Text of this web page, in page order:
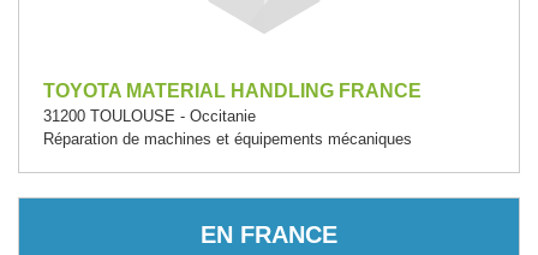
TOYOTA MATERIAL HANDLING FRANCE
31200 TOULOUSE - Occitanie
Réparation de machines et équipements mécaniques
EN FRANCE